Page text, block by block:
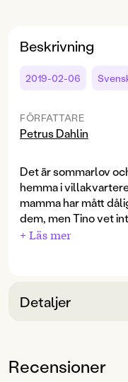
Beskrivning
2019-02-06
FÖRFATTARE
Petrus Dahlin
Det är sommarlov
hemma i
mamma har mått
dem, men Tino vet
henne.
men väldigt
pratar
rollspel? Men det är
henne? Är hon vän
Spöknätär en riktig
+ Läs mer
Detaljer
9-12
Recensioner